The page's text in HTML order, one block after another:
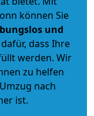
können Sie
und
dass Ihre
werden. Wir
zu helfen
nach
ist.